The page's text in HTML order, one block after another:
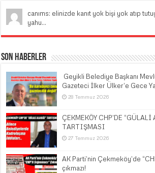
canıms: elinizde kanıt yok bişi yok atıp
yahu...
Son Haberler
Geyikli Belediye Başkanı
Gazeteci İlker Ülker’e Gece
28 Temmuz 2026
ÇEKMEKÖY CHP’DE “GÜLALİ
TARTIŞMASI
27 Temmuz 2026
AK Parti’nin Çekmeköy’de
çıkmazı!